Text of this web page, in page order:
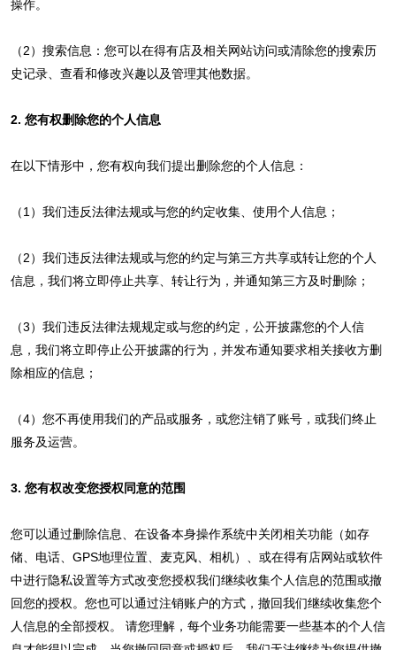
操作。
（2）搜索信息：您可以在得有店及相关网站访问或清除您的搜索历
史记录、查看和修改兴趣以及管理其他数据。
2. 您有权删除您的个人信息
在以下情形中，您有权向我们提出删除您的个人信息：
（1）我们违反法律法规或与您的约定收集、使用个人信息；
（2）我们违反法律法规或与您的约定与第三方共享或转让您的个人
信息，我们将立即停止共享、转让行为，并通知第三方及时删除；
（3）我们违反法律法规规定或与您的约定，公开披露您的个人信
息，我们将立即停止公开披露的行为，并发布通知要求相关接收方删
除相应的信息；
（4）您不再使用我们的产品或服务，或您注销了账号，或我们终止
服务及运营。
3. 您有权改变您授权同意的范围
您可以通过删除信息、在设备本身操作系统中关闭相关功能（如存
储、电话、GPS地理位置、麦克风、相机）、或在得有店网站或软件
中进行隐私设置等方式改变您授权我们继续收集个人信息的范围或撤
回您的授权。您也可以通过注销账户的方式，撤回我们继续收集您个
人信息的全部授权。 请您理解，每个业务功能需要一些基本的个人信